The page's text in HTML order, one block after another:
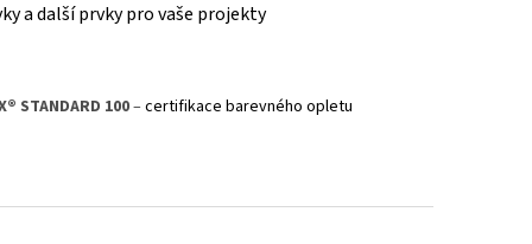
a další prvky pro vaše projekty
STANDARD 100–certifikace barevného opletu